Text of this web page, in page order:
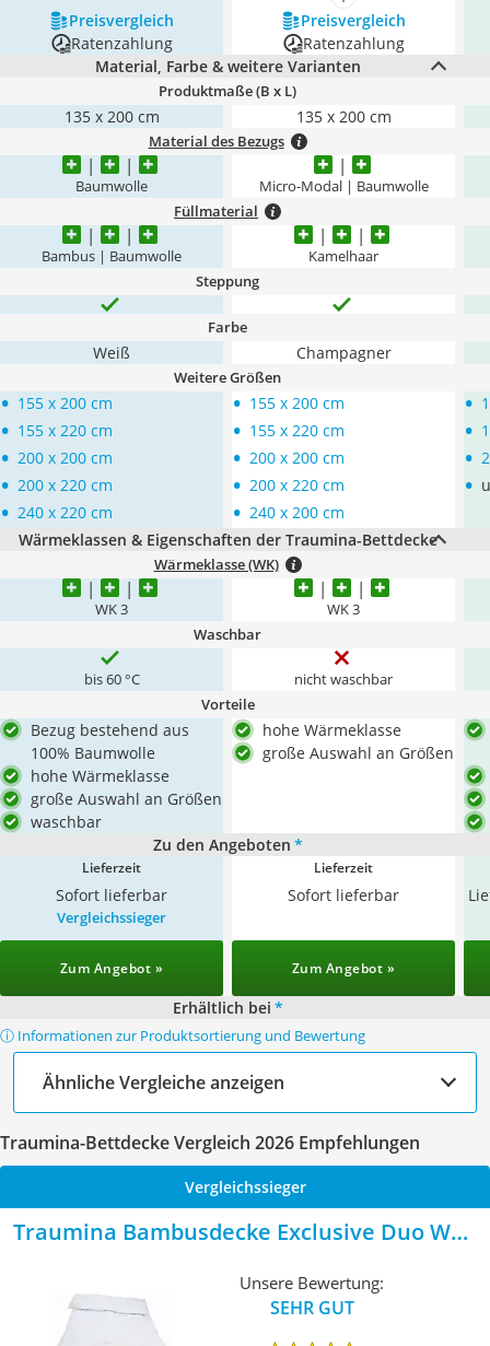
Preis­vergleich
Preis­vergleich
Ratenzahlung
Ratenzahlung
Material, Farbe & weitere Varianten
Produktmaße (B x L)
135 x 200 cm 135 x 200 cm
Material des Bezugs
Baumwolle Micro-Modal | Baumwolle
Füllmaterial
Bambus | Baumwolle Kamelhaar
Steppung
Farbe
Weiß Champagner
Weitere Größen
• 155 x 200 cm
• 155 x 220 cm
• 200 x 200 cm
• 200 x 220 cm
• 240 x 220 cm
• 155 x 200 cm
• 155 x 220 cm
• 200 x 200 cm
• 200 x 220 cm
• 240 x 200 cm
•
•
•
•
Wärmeklassen & Eigenschaften der Traumina-Bettdecke
Wärmeklasse (WK)
WK 3 WK 3
Waschbar
bis 60 °C nicht waschbar
Vorteile
Bezug bestehend aus
100% Baumwolle
hohe Wärmeklasse
große Auswahl an Größen
waschbar
hohe Wärmeklasse
große Auswahl an Größen
Zu den Angeboten *
Lieferzeit
Sofort lieferbar
Lieferzeit
Sofort lieferbar
Vergleichssieger
Zum Angebot » Zum Angebot »
Erhältlich bei *
ⓘ Informationen zur Produktsortierung und Bewertung
Ähnliche Vergleiche anzeigen
Traumina-Bettdecke Vergleich 2026 Empfehlungen
Vergleichssieger
Traumina Bambusdecke Exclusive Duo WK3
Unsere Bewertung:
SEHR GUT